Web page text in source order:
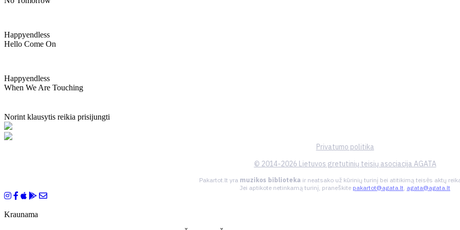
Happyendless
Hello Come On
Happyendless
When We Are Touching
Norint klausytis reikia prisijungti
Privatumo politika
© 2014-2026 Lietuvos gretutinių teisių asociacija AGATA
Pakartot.lt yra muzikos biblioteka ir neatsako už kūrinių turinį bei atitikimą teisės aktų
Jei aptikote netinkamą turinį, praneškite pakartot@agata.lt, agata@agata.lt
Kraunama